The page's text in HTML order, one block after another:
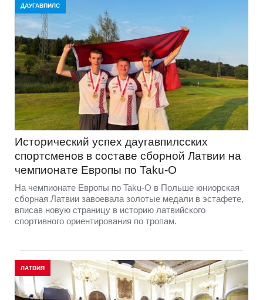
ДАУГАВПИЛС
Исторический успех даугавпилсских
спортсменов в составе сборной Латвии на
чемпионате Европы по Taku-O
На чемпионате Европы по Taku-O в Польше юниорская
сборная Латвии завоевала золотые медали в эстафете,
вписав новую страницу в историю латвийского
спортивного ориентирования по тропам.
ЛАТВИЯ